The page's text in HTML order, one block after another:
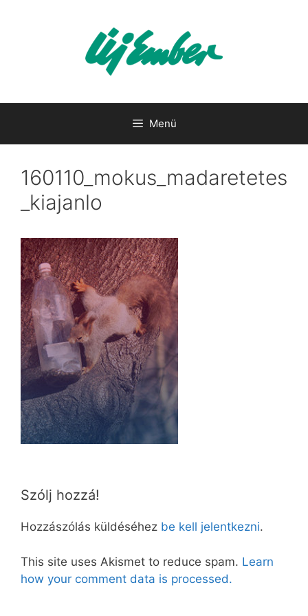
Menü
160110_mokus_madaretetes
_kiajanlo
Szólj hozzá!
Hozzászólás küldéséhez be kell jelentkezni.
This site uses Akismet to reduce spam. Learn
how your comment data is processed.